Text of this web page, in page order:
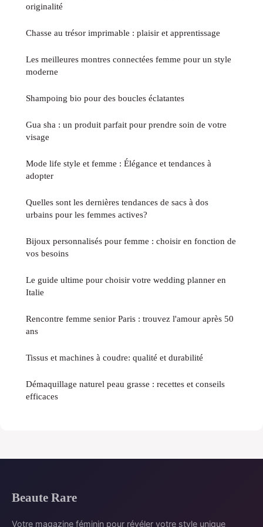
originalité
Chasse au trésor imprimable : plaisir et apprentissage
Les meilleures montres connectées femme pour un style
moderne
Shampoing bio pour des boucles éclatantes
Gua sha : un produit parfait pour prendre soin de votre
visage
Mode life style et femme : Élégance et tendances à
adopter
Quelles sont les dernières tendances de sacs à dos
urbains pour les femmes actives?
Bijoux personnalisés pour femme : choisir en fonction de
vos besoins
Le guide ultime pour choisir votre wedding planner en
Italie
Rencontre femme senior Paris : trouvez l'amour après 50
ans
Tissus et machines à coudre: qualité et durabilité
Démaquillage naturel peau grasse : recettes et conseils
efficaces
Beaute Rare
Votre magazine féminin pour révéler votre style unique